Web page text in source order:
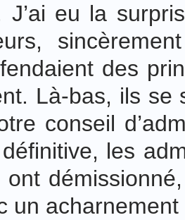
J’ai eu la
des
Là-bas, ils se
conseil
les
ont
un